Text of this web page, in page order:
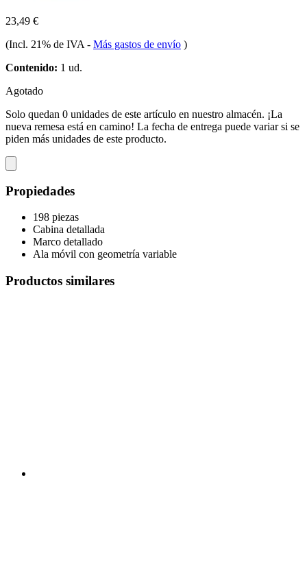
23,49 €
(Incl. 21% de IVA - Más gastos de envío )
Contenido: 1 ud.
Agotado
Solo quedan 0 unidades de este artículo en nuestro almacén. ¡La
nueva remesa está en camino! La fecha de entrega puede variar si se
piden más unidades de este producto.
Propiedades
198 piezas
Cabina detallada
Marco detallado
Ala móvil con geometría variable
Productos similares